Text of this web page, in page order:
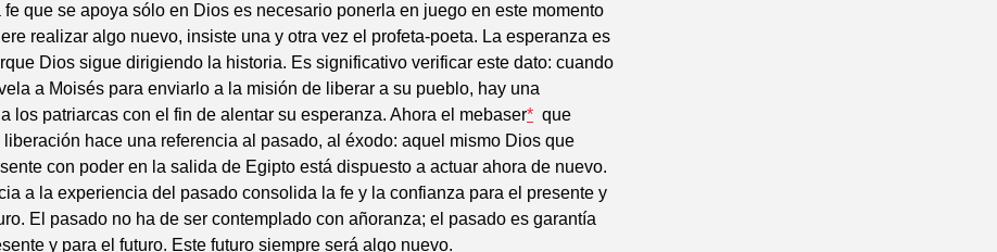
fe que se apoya sólo en Dios es necesario ponerla en juego en este momento
realizar algo nuevo, insiste una y otra vez el profeta-poeta. La esperanza es
Dios sigue dirigiendo la historia. Es significativo verificar este dato: cuando
a Moisés para enviarlo a la misión de liberar a su pueblo, hay una
los patriarcas con el fin de alentar su esperanza. Ahora el mebaser* que
hace una referencia al pasado, al éxodo: aquel mismo Dios que
con poder en la salida de Egipto está dispuesto a actuar ahora de nuevo.
a la experiencia del pasado consolida la fe y la confianza para el presente y
El pasado no ha de ser contemplado con añoranza; el pasado es garantía
y para el futuro. Este futuro siempre será algo nuevo.